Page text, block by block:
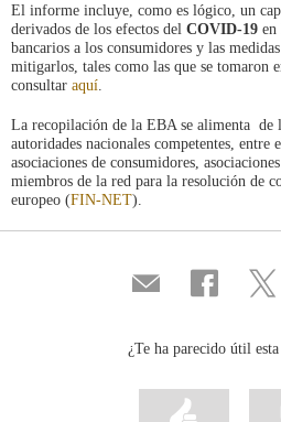
El informe incluye, como es lógico, un
derivados de los efectos del COVID-19 en
bancarios a los consumidores y las
mitigarlos, tales como las que se tomaron
consultar aquí
La recopilación de la EBA se alimenta
autoridades nacionales competentes, entre
asociaciones de consumidores,
miembros de la red para la resolución de
europeo (FIN-NET).
Compartir
por
Compartir
en
en
¿Te ha parecido útil